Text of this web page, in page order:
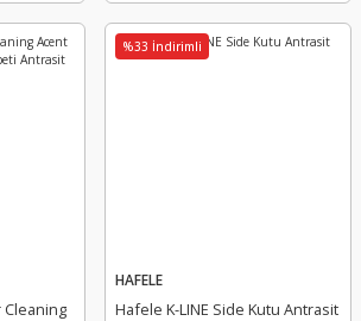
%33 İndirimli
HAFELE
Hafele K-LINE Side Kutu Antrasit